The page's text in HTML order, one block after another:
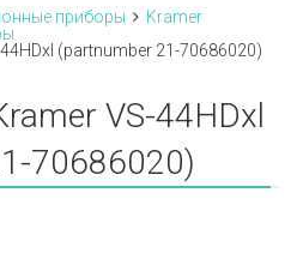
приборы
Kramer
(partnumber 21-70686020)
VS-44HDxl
70686020)